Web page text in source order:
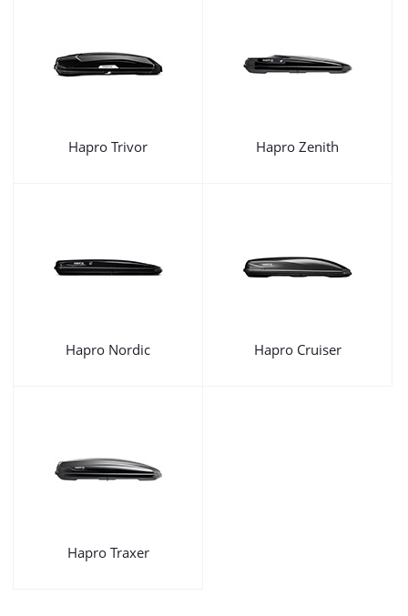
Hapro Trivor Hapro Zenith
Hapro Nordic Hapro Cruiser
Hapro Traxer